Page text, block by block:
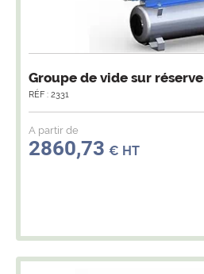
Groupe de vide sur réserve
RÉF : 2331
A partir de
2860,73 € HT